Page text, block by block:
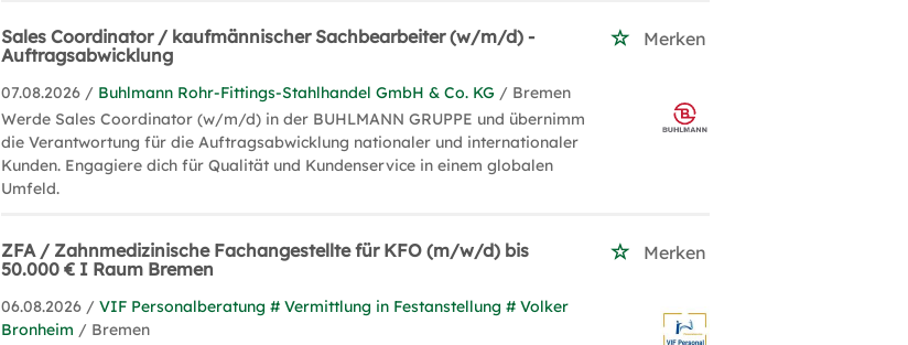
Sales Coordinator / kaufmännischer Sachbearbeiter (w/m/d) -
Auftragsabwicklung
Merken
07.08.2026 / Buhlmann Rohr-Fittings-Stahlhandel GmbH & Co. KG / Bremen
Werde Sales Coordinator (w/m/d) in der BUHLMANN GRUPPE und übernimm
die Verantwortung für die Auftragsabwicklung nationaler und internationaler
Kunden. Engagiere dich für Qualität und Kundenservice in einem globalen
Umfeld.
ZFA / Zahnmedizinische Fachangestellte für KFO (m/w/d) bis
50.000 € I Raum Bremen
Merken
06.08.2026 /VIF Personalberatung # Vermittlung in Festanstellung # Volker
Bronheim / Bremen